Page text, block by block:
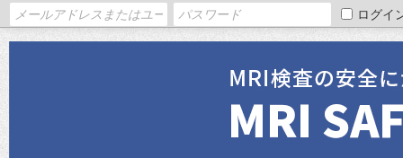
ログイ